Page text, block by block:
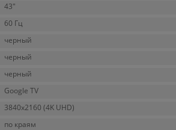
43"
60 Гц
черный
черный
черный
Google TV
3840x2160 (4K UHD)
по краям